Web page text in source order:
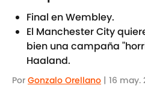
Final en Wembley.
El Manchester City
bien una campaña
Haaland.
Por Gonzalo Orellano | 16 may.